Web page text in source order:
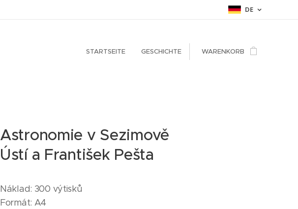
DE
STARTSEITE GESCHICHTE WARENKORB
Astronomie v Sezimově
Ústí a František Pešta
Náklad: 300 výtisků
Formát: A4